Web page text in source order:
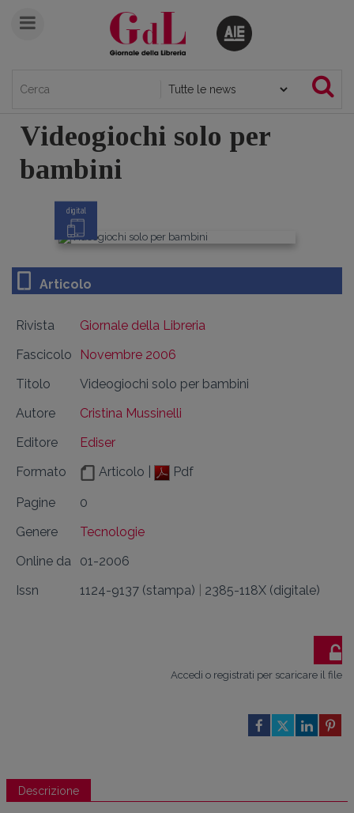
Videogiochi solo per
bambini
digital
Articolo
Rivista
Giornale della Libreria
Fascicolo
Novembre 2006
Titolo
Videogiochi solo per bambini
Autore
Cristina Mussinelli
Editore
Ediser
Formato
Articolo | Pdf
Pagine
0
Genere
Tecnologie
Online da
01-2006
Issn
1124-9137 (stampa) 2385-118X (digitale)
Accedi o registrati per scaricare il file
Descrizione